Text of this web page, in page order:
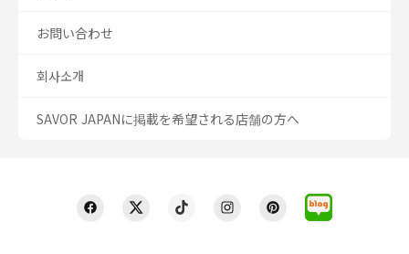
お問い合わせ
회사소개
SAVOR JAPANに掲載を希望される店舗の方へ